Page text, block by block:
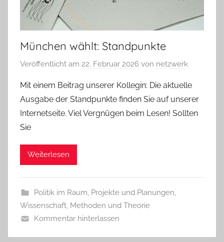
München wählt: Standpunkte
Veröffentlicht am 22. Februar 2026 von netzwerk
Mit einem Beitrag unserer Kollegin: Die aktuelle
Ausgabe der Standpunkte finden Sie auf unserer
Internetseite. Viel Vergnügen beim Lesen! Sollten
Sie
Weiterlesen
Politik im Raum, Projekte und Planungen,
Wissenschaft, Methoden und Theorie
Kommentar hinterlassen